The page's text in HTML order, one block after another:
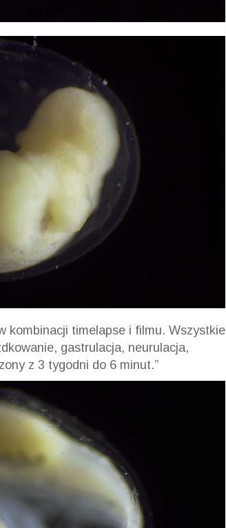
kombinacji timelapse i filmu. Wszystkie
gastrulacja, neurulacja,
z 3 tygodni do 6 minut.”